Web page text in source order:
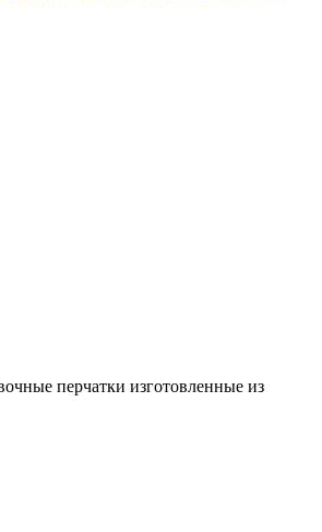
перчатки изготовленные из